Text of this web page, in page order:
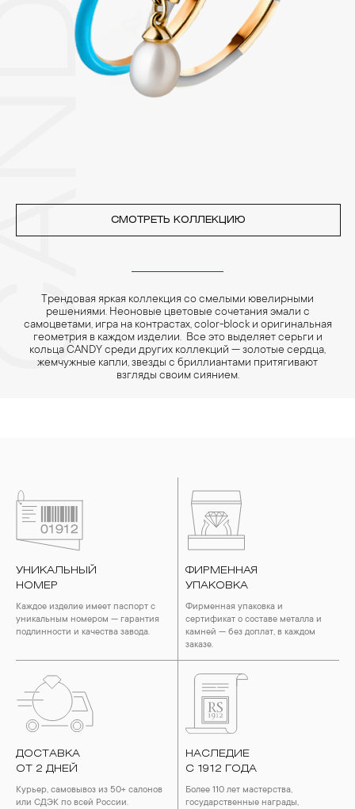
других камней.
3. Ни в коем случае не храните украшения в ванной комнате.
Особенно беречь от воздействия влаги, необходимо
позолоченные изделия. Также высокую влажность плохо
переносят жемчуг, бирюза, малахит и янтарь.
4. Специалисты обычно рекомендуют чистить украшения не
СМОТРЕТЬ КОЛЛЕКЦИЮ
Трендовая яркая коллекция со смелыми ювелирными
решениями. Неоновые цветовые сочетания эмали с
самоцветами, игра на контрастах, color-block и оригинальная
геометрия в каждом изделии. Все это выделяет серьги и
кольца CANDY среди других коллекций — золотые сердца,
жемчужные капли, звезды с бриллиантами притягивают
взгляды своим сиянием.
УНИКАЛЬНЫЙ
НОМЕР
Каждое изделие имеет паспорт с
уникальным номером — гарантия
подлинности и качества завода.
ФИРМЕННАЯ
УПАКОВКА
Фирменная упаковка и
сертификат о составе металла и
камней — без доплат, в каждом
заказе.
ДОСТАВКА
ОТ 2 ДНЕЙ
Курьер, самовывоз из 50+ салонов
или СДЭК по всей России.
НАСЛЕДИЕ
С 1912 ГОДА
Более 110 лет мастерства,
государственные награды,